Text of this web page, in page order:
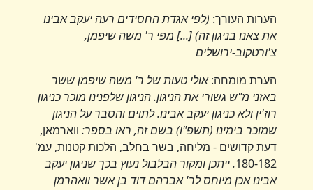
הערות העורך:(לפי אגדת החסידים רעה יעקב אבינו
את צאנו בניגון זה) [...] מפי ר' משה שיפמן,
צ'ורטקוב-ירושלים
הערת מומחה:אולי טעות של ר' משה שיפמן ששר
באזני מ"ש גשורי את הניגון. הניגון שלפנינו מוכר כניגון
רוז'ין ולא כניגון יעקב אבינו. לתוים והסבר על הניגון
שמוכר בימינו (תשפ"ו) בשם זה, ראו בספר:ווארמאן,
דעת קדושים - מליחה, בשר בחלב, הלכות קטנות, עמ'
180-182. ייתכן ומקור הבלבול נעוץ בכך שניגון יעקב
אבינו אכן מיוחס לר' אברהם דוד בן אשר וואהרמן